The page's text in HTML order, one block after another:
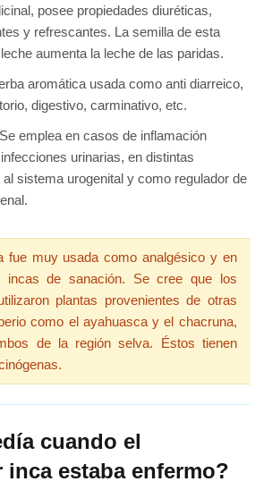
posee propiedades diuréticas,
y refrescantes. La semilla de esta
aumenta la leche de las paridas.
aromática usada como anti diarreico,
digestivo, carminativo, etc.
emplea en casos de inflamación
urinarias, en distintas
sistema urogenital y como regulador de
fue muy usada como analgésico y en
incas de sanación. Se cree que los
plantas provenientes de otras
como el ayahuasca y el chacruna,
de la región selva. Éstos tienen
cuando el
inca estaba enfermo?